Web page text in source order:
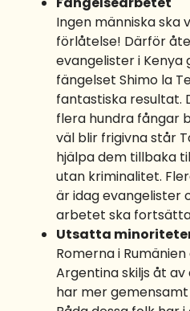
Ingen människa
förlåtelse! Därför
evangelister i Kenya
fängelset Shimo la
fantastiska resultat.
flera hundra fångar
väl blir frigivna står
hjälpa dem tillbaka
utan kriminalitet.
är idag evangelister
arbetet ska
Utsatta
Romerna i
Argentina skiljs åt
har mer